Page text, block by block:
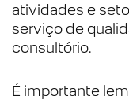
atividades e
serviço de
consultório.
É importante